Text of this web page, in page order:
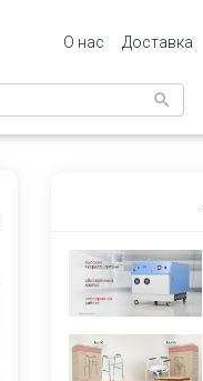
О нас Доставка